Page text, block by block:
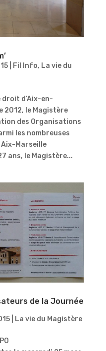
| Fil Info, La vie du
d’Aix-en-
2012, le Magistère
des Organisations
les nombreuses
Marseille
ans, le Magistère...
de la Journée
| La vie du Magistère
leur JPO